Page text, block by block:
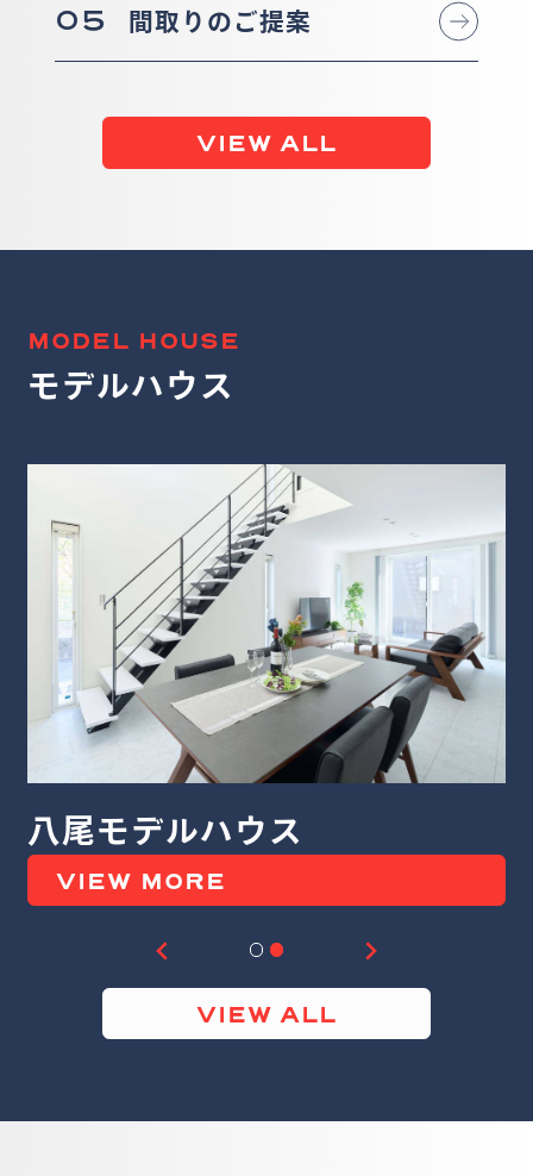
05 間取りのご提案
VIEW ALL
MODEL HOUSE
モデルハウス
堺モデルハウス
VIEW MORE
VIEW ALL